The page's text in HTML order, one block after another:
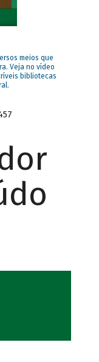
meios que
Veja no vídeo
bibliotecas